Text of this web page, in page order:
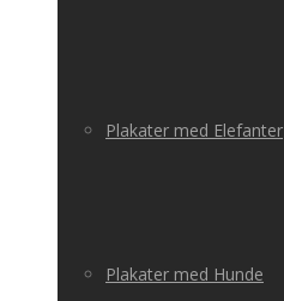
Plakater med Elefanter
Plakater med Hunde